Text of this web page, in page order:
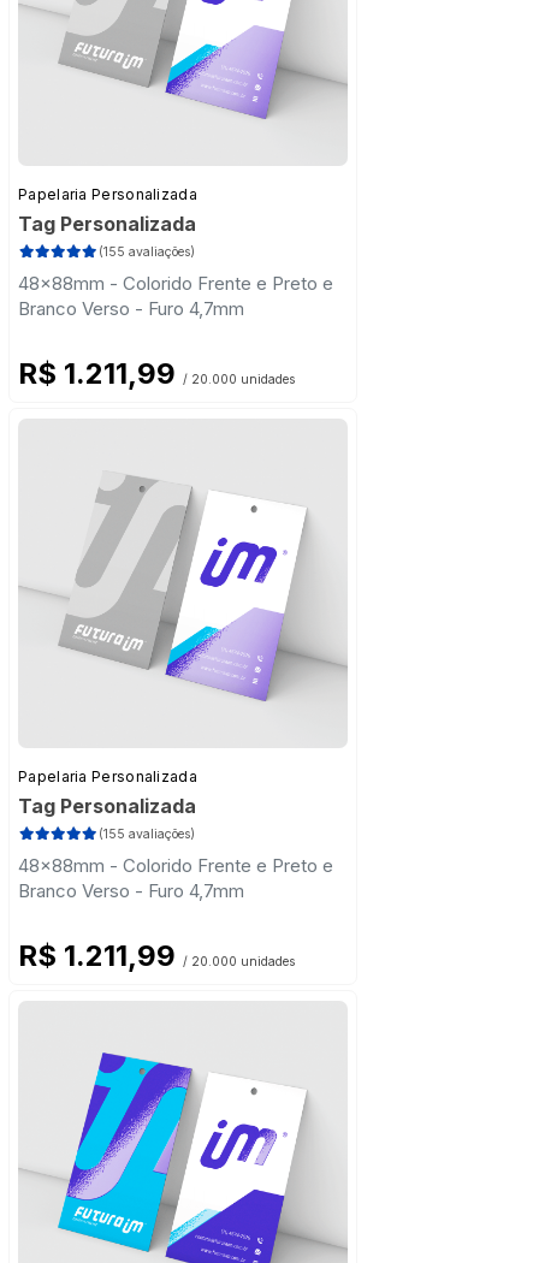
Papelaria Personalizada
Tag Personalizada
(155 avaliações)
48x88mm - Colorido Frente e Preto e
Branco Verso - Furo 4,7mm
R$ 1.211,99 / 20.000 unidades
Papelaria Personalizada
Tag Personalizada
(155 avaliações)
48x88mm - Colorido Frente e Preto e
Branco Verso - Furo 4,7mm
R$ 1.211,99 / 20.000 unidades